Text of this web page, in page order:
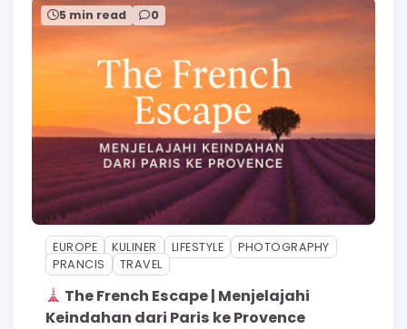
5 min read 0
EUROPE KULINER LIFESTYLE
PHOTOGRAPHY
PRANCIS
TRAVEL
The French Escape | Menjelajahi
Keindahan dari Paris ke Provence